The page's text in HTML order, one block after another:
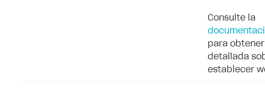
Consulte la
para
detallada
establecer